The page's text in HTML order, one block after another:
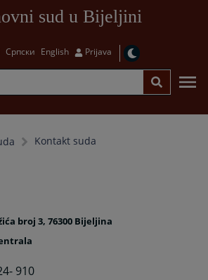
sud u Bijeljini
Српски English Prijava
Kontakt suda
broj 3, 76300 Bijeljina
910